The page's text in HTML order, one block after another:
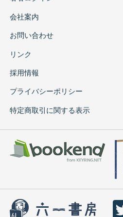
会社案内
お問い合わせ
リンク
採用情報
プライバシーポリシー
特定商取引に関する表示